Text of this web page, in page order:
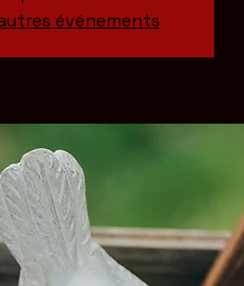
événements